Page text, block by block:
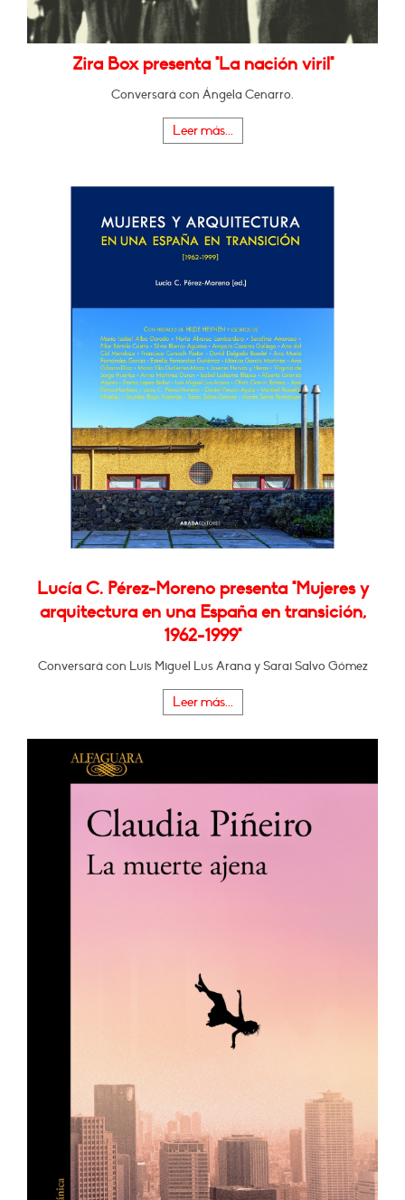
Zira Box presenta "La nación viril"
Conversará con Ángela Cenarro.
Leer más...
Lucía C. Pérez-Moreno presenta "Mujeres y
arquitectura en una España en transición,
1962-1999"
Conversará con Luis Miguel Lus Arana y Sarai Salvo Gómez
Leer más...